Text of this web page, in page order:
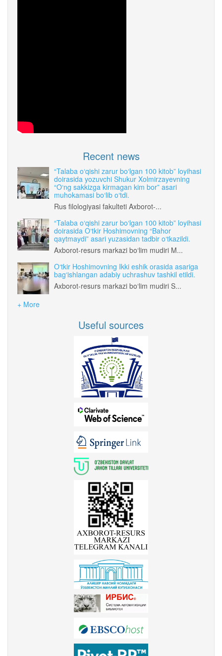
Recent news
“Talaba o‘qishi zarur bo‘lgan 100 kitob” loyihasi
doirasida yozuvchi Shukur Xolmirzayevning
“O‘ng sakkizga kirmagan kim bor” asari
muhokamasi bo‘lib o‘tdi.
Rus filologiyasi fakulteti Axborot-...
“Talaba o‘qishi zarur bo‘lgan 100 kitob” loyihasi
doirasida O‘tkir Hoshimovning “Bahor
qaytmaydi” asari yuzasidan tadbir o‘tkazildi.
Axborot-resurs markazi bo‘lim mudiri M...
O‘tkir Hoshimovning Ikki eshik orasida asariga
bag‘ishlangan adabiy uchrashuv tashkil etildi.
Axborot-resurs markazi bo‘lim mudiri S...
+ More
Useful sources